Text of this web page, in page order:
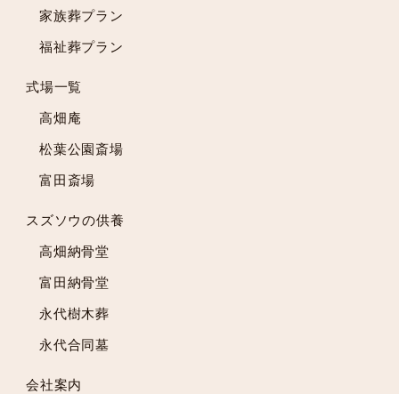
2023年5月
2023年4月
2023年2月
2023年1月
2022年11月
2022年10月
2022年8月
2022年7月
2022年6月
2022年3月
家族葬プラン
福祉葬プラン
式場一覧
高畑庵
松葉公園斎場
富田斎場
スズソウの供養
高畑納骨堂
富田納骨堂
永代樹木葬
永代合同墓
会社案内